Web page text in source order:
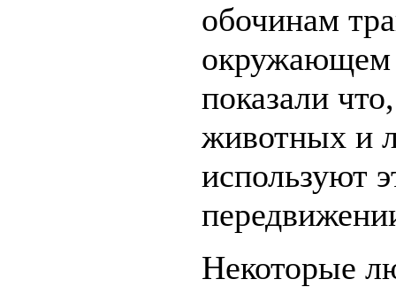
обочинам
окружающем
показали
животных и
используют
Некоторые